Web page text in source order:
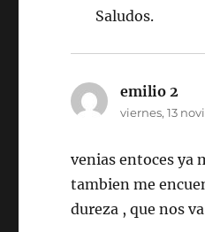
Saludos.
emilio 2
viernes, 13
venias entoces ya
tambien me
dureza , que nos